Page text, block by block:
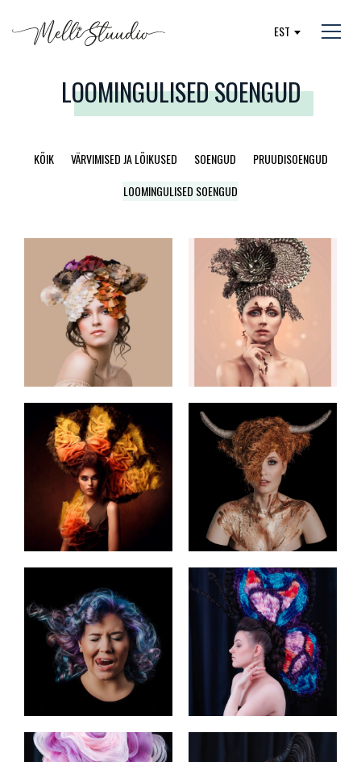
EST
LOOMINGULISED SOENGUD
KÕIK VÄRVIMISED JA LÕIKUSED SOENGUD
PRUUDISOENGUD
LOOMINGULISED SOENGUD